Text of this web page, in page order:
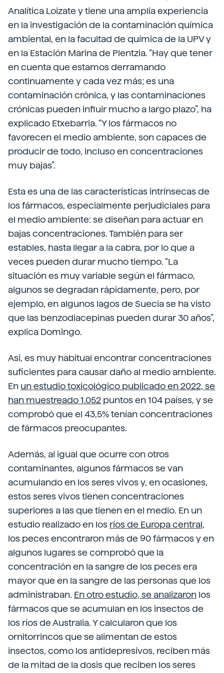
Analítica Loizate y tiene una amplia experiencia
en la investigación de la contaminación química
ambiental, en la facultad de química de la UPV y
en la Estación Marina de Plentzia. “Hay que tener
en cuenta que estamos derramando
continuamente y cada vez más; es una
contaminación crónica, y las contaminaciones
crónicas pueden influir mucho a largo plazo”, ha
explicado Etxebarria. “Y los fármacos no
favorecen el medio ambiente, son capaces de
producir de todo, incluso en concentraciones
muy bajas”.
Esta es una de las características intrínsecas de
los fármacos, especialmente perjudiciales para
el medio ambiente: se diseñan para actuar en
bajas concentraciones. También para ser
estables, hasta llegar a la cabra, por lo que a
veces pueden durar mucho tiempo. “La
situación es muy variable según el fármaco,
algunos se degradan rápidamente, pero, por
ejemplo, en algunos lagos de Suecia se ha visto
que las benzodiacepinas pueden durar 30 años”,
explica Domingo.
Así, es muy habitual encontrar concentraciones
suficientes para causar daño al medio ambiente.
En un estudio toxicológico publicado en 2022, se
han muestreado 1.052 puntos en 104 países, y se
comprobó que el 43,5% tenían concentraciones
de fármacos preocupantes.
Además, al igual que ocurre con otros
contaminantes, algunos fármacos se van
acumulando en los seres vivos y, en ocasiones,
estos seres vivos tienen concentraciones
superiores a las que tienen en el medio. En un
estudio realizado en los ríos de Europa central,
los peces encontraron más de 90 fármacos y en
algunos lugares se comprobó que la
concentración en la sangre de los peces era
mayor que en la sangre de las personas que los
administraban. En otro estudio, se analizaron los
fármacos que se acumulan en los insectos de
los ríos de Australia. Y calcularon que los
ornitorrincos que se alimentan de estos
insectos, como los antidepresivos, reciben más
de la mitad de la dosis que reciben los seres